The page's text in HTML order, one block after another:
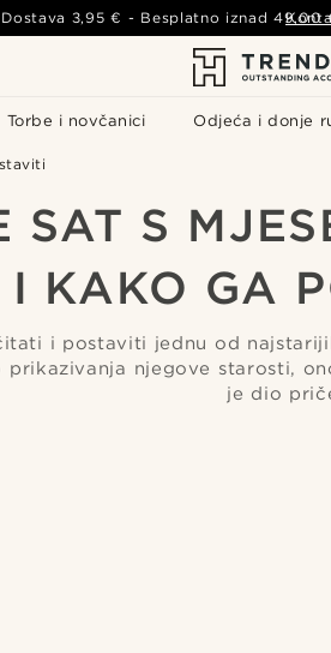
Torbe i novčanici Odjeća i donje
Dostava 3,95 € - Besplatno iznad49,00
SAT S
I KAKO GA
i postaviti jednu od
prikazivanja njegove starosti,
je dio